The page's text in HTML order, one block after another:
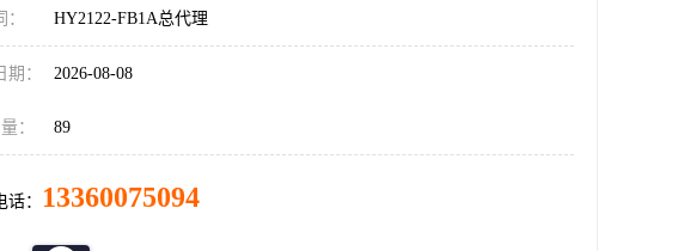
HY2122-FB1A总代理
： 2026-08-08
： 89
： 13360075094